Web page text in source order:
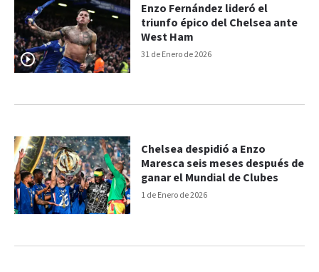
31 de Enero de 2026
Enzo Fernández lideró el
triunfo épico del Chelsea ante
West Ham
1 de Enero de 2026
Chelsea despidió a Enzo
Maresca seis meses después de
ganar el Mundial de Clubes